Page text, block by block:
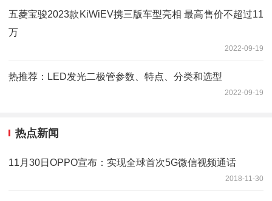
五菱宝骏2023款KiWiEV携三版车型亮相 最高售价不超过11
万
2022-09-19
热推荐：LED发光二极管参数、特点、分类和选型
2022-09-19
热点新闻
11月30日OPPO宣布：实现全球首次5G微信视频通话
2018-11-30